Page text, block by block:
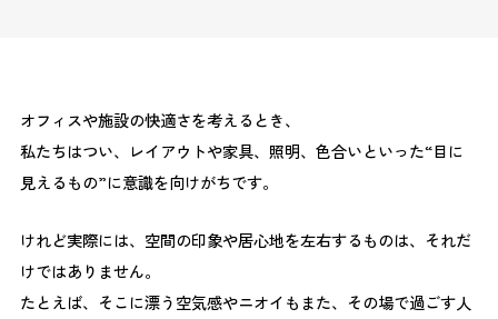
オフィスや施設の快適さを考えるとき、
私たちはつい、レイアウトや家具、照明、色合いといった“目に
見えるもの”に意識を向けがちです。
けれど実際には、空間の印象や居心地を左右するものは、それだ
けではありません。
たとえば、そこに漂う空気感やニオイもまた、その場で過ごす人